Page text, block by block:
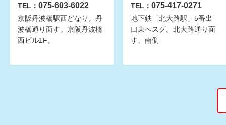
TEL： 075-603-6022
京阪丹波橋駅西どなり。丹
波橋通り面す。京阪丹波橋
西ビル1F。
TEL： 075-417-0271
地下鉄「北大路駅」5番出
口東へスグ。北大路通り面
す、南側